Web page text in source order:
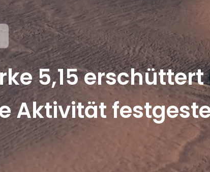
5,15
Aktivität